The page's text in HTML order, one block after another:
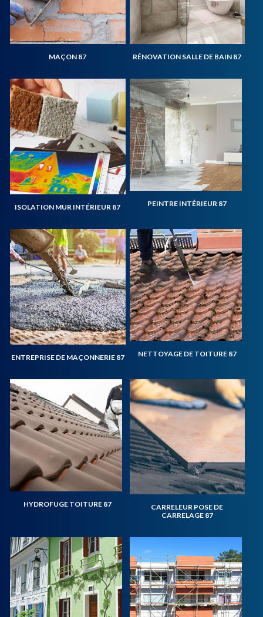
MAÇON 87 RÉNOVATION SALLE DE BAIN 87
ISOLATION MUR INTÉRIEUR 87 PEINTRE INTÉRIEUR 87
ENTREPRISE DE MAÇONNERIE 87 NETTOYAGE DE TOITURE 87
HYDROFUGE TOITURE 87
CARRELEUR POSE DE
CARRELAGE 87